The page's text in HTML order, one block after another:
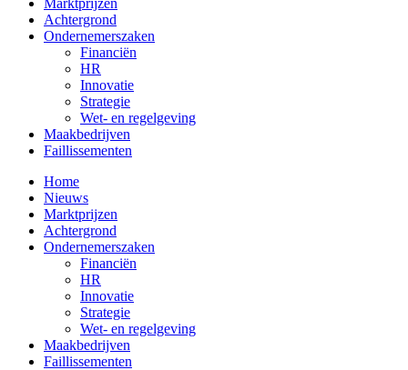
Marktprijzen
Achtergrond
Ondernemerszaken
Financiën
HR
Innovatie
Strategie
Wet- en regelgeving
Maakbedrijven
Faillissementen
Home
Nieuws
Marktprijzen
Achtergrond
Ondernemerszaken
Financiën
HR
Innovatie
Strategie
Wet- en regelgeving
Maakbedrijven
Faillissementen